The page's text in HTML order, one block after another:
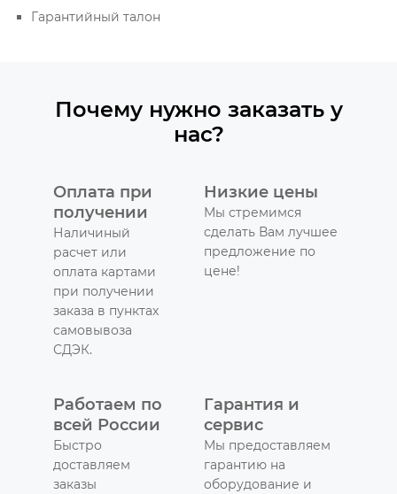
Гарантийный талон
Почему нужно заказать у
нас?
Оплата при
получении
Наличиный
расчет или
оплата картами
при получении
заказа в пунктах
самовывоза
СДЭК.
Низкие цены
Мы стремимся
сделать Вам лучшее
предложение по
цене!
Работаем по
всей России
Быстро
доставляем
заказы
Гарантия и
сервис
Мы предоставляем
гарантию на
оборудование и